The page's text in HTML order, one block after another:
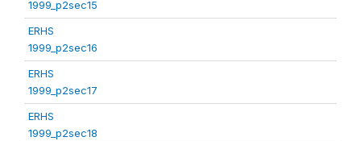
1999_p2sec15
ERHS
1999_p2sec16
ERHS
1999_p2sec17
ERHS
1999_p2sec18